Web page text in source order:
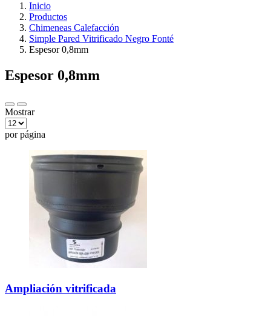
Inicio
Productos
Chimeneas Calefacción
Simple Pared Vitrificado Negro Fonté
Espesor 0,8mm
Espesor 0,8mm
Mostrar
por página
Ampliación vitrificada